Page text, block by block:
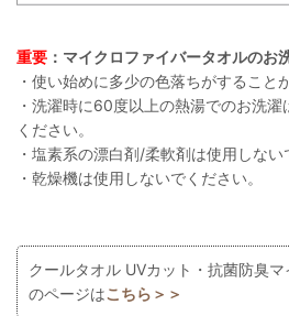
重要 ：マイクロファイバータオルのお
・使い始めに多少の色落ちがすること
・洗濯時に60度以上の熱湯でのお洗濯
ください。
・塩素系の漂白剤/柔軟剤は使用しない
・乾燥機は使用しないでください。
クールタオル UVカット・抗菌防臭
のページはこちら＞＞